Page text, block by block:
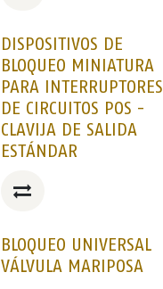
DISPOSITIVOS DE
BLOQUEO MINIATURA
PARA INTERRUPTORES
DE CIRCUITOS POS -
CLAVIJA DE SALIDA
ESTÁNDAR
BLOQUEO UNIVERSAL
VÁLVULA MARIPOSA